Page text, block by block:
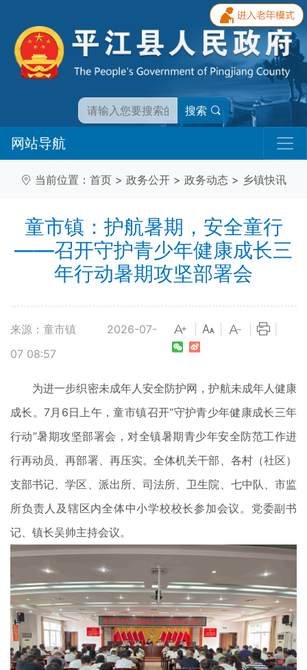
搜索
网站导航
当前位置： 首页 > 政务公开 > 政务动态 > 乡镇快讯
童市镇：护航暑期，安全童行
——召开守护青少年健康成长三
年行动暑期攻坚部署会
来源：童市镇
2026-07-
07 08:57
为进一步织密未成年人安全防护网，护航未成年人健康
成长。7月6日上午，童市镇召开“守护青少年健康成长三年
行动”暑期攻坚部署会，对全镇暑期青少年安全防范工作进
行再动员、再部署、再压实。全体机关干部、各村（社区）
支部书记、学区、派出所、司法所、卫生院、七中队、市监
所负责人及辖区内全体中小学校校长参加会议。党委副书
记、镇长吴帅主持会议。